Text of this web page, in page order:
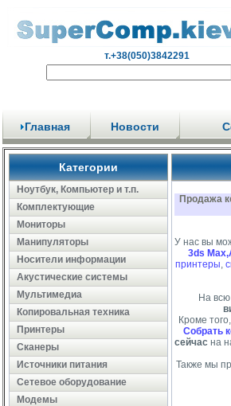
т.+38(050)3842291
Главная Новости
Категории
Ноутбук, Компьютер и т.п.
Комплектующие
Мониторы
Манипуляторы
Носители информации
Акустические системы
Мультимедиа
Копировальная техника
Принтеры
Сканеры
Источники питания
Сетевое оборудование
Модемы
Продажа
У нас вы
3ds
принтеры,
На всю
Кроме
Собрать
сейчас на
Также мы